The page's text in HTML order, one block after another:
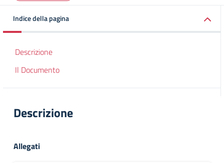
Indice della pagina
Descrizione
Il Documento
Descrizione
Allegati